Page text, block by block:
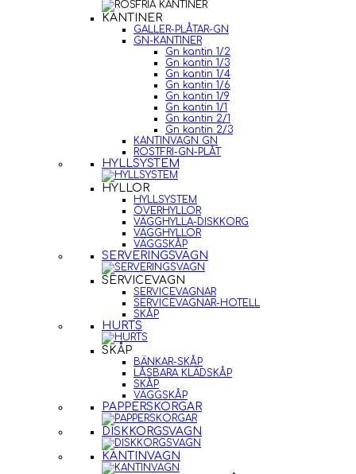
KANTINER
GALLER-PLÅTAR-GN
GN-KANTINER
Gn kantin 1/2
Gn kantin 1/3
Gn kantin 1/4
Gn kantin 1/6
Gn kantin 1/9
Gn kantin 1/1
Gn kantin 2/1
Gn kantin 2/3
KANTINVAGN GN
ROSTFRI-GN-PLÅT
HYLLSYSTEM
HYLLOR
HYLLSYSTEM
ÖVERHYLLOR
VÄGGHYLLA-DISKKORG
VÄGGHYLLOR
VÄGGSKÅP
SERVERINGSVAGN
SERVICEVAGN
SERVICEVAGNAR
SERVICEVAGNAR-HOTELL
SKÅP
HURTS
SKÅP
BÄNKAR-SKÅP
LÅSBARA KLÄDSKÅP
SKÅP
VÄGGSKÅP
PAPPERSKORGAR
DISKKORGSVAGN
KANTINVAGN